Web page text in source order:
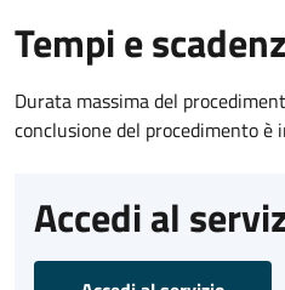
Tempi e
Durata massima del
conclusione del procedimento è
Accedi al